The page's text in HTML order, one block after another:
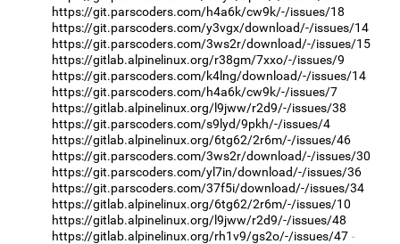
https://git.parscoders.com/h4a6k/cw9k/-/issues/18
https://git.parscoders.com/y3vgx/download/-/issues/14
https://git.parscoders.com/3ws2r/download/-/issues/15
https://gitlab.alpinelinux.org/r38gm/7xxo/-/issues/9
https://git.parscoders.com/k4lng/download/-/issues/14
https://git.parscoders.com/h4a6k/cw9k/-/issues/7
https://gitlab.alpinelinux.org/l9jww/r2d9/-/issues/38
https://git.parscoders.com/s9lyd/9pkh/-/issues/4
https://gitlab.alpinelinux.org/6tg62/2r6m/-/issues/46
https://git.parscoders.com/3ws2r/download/-/issues/30
https://git.parscoders.com/yl7in/download/-/issues/36
https://git.parscoders.com/37f5i/download/-/issues/34
https://gitlab.alpinelinux.org/6tg62/2r6m/-/issues/10
https://gitlab.alpinelinux.org/l9jww/r2d9/-/issues/48
https://gitlab.alpinelinux.org/rh1v9/gs2o/-/issues/47